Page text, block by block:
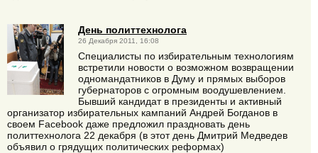
День политтехнолога
26 Декабря 2011, 16:08
Специалисты по избирательным технологиям
встретили новости о возможном возвращении
одномандатников в Думу и прямых выборов
губернаторов с огромным воодушевлением.
Бывший кандидат в президенты и активный
организатор избирательных кампаний Андрей Богданов в
своем Facebook даже предложил праздновать день
политтехнолога 22 декабря (в этот день Дмитрий Медведев
объявил о грядущих политических реформах)